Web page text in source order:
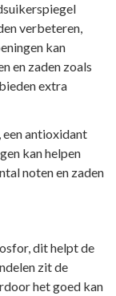
verbeteren,
kan
en zaden zoals
extra
een antioxidant
kan helpen
noten en zaden
dit helpt de
zit de
het goed kan